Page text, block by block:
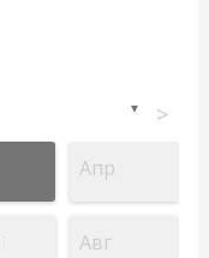
▼ >
Апр
Авг